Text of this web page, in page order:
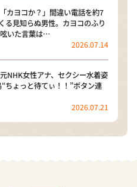
カヨコか？」間違い電話を約7
る見知らぬ男性。カヨコのふり
いた言葉は…
2026.07.14
NHK女性アナ、セクシー水着姿
ちょっと待てぃ！！”ボタン連
2026.07.21